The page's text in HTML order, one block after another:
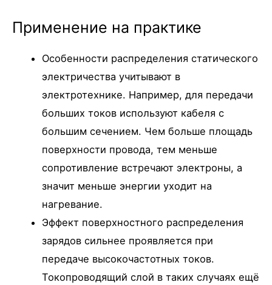
Применение на практике
Особенности распределения статического
электричества учитывают в
электротехнике. Например, для передачи
больших токов используют кабеля с
большим сечением. Чем больше площадь
поверхности провода, тем меньше
сопротивление встречают электроны, а
значит меньше энергии уходит на
нагревание.
Эффект поверхностного распределения
зарядов сильнее проявляется при
передаче высокочастотных токов.
Токопроводящий слой в таких случаях ещё